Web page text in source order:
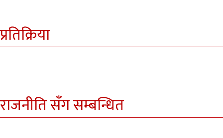
प्रतिक्रिया
राजनीति सँग सम्बन्धित